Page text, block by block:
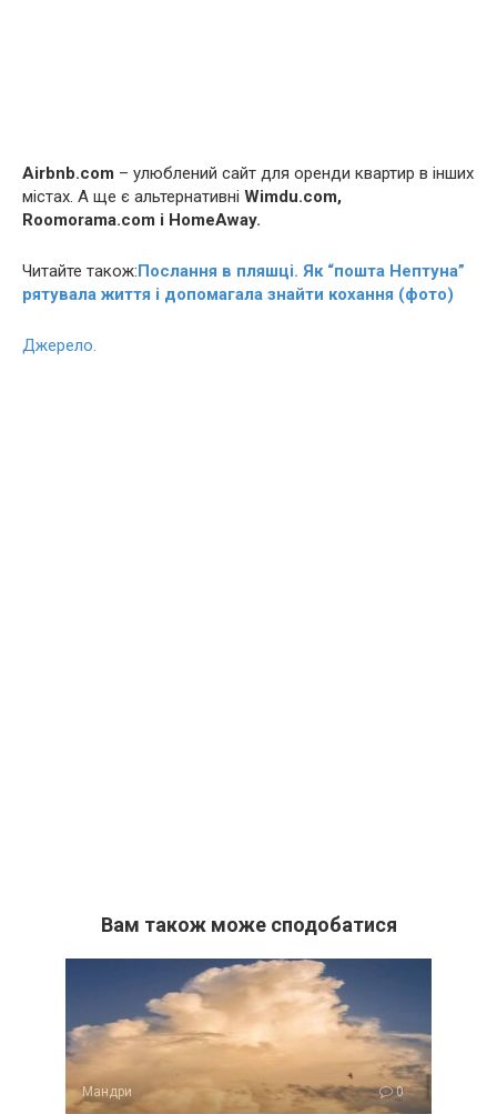
Airbnb.com – улюблений сайт для оренди квартир в інших
містах. А ще є альтернативні Wimdu.com,
Roomorama.com і HomeAway.
Читайте також:Послання в пляшці. Як “пошта Нептуна”
рятувала життя і допомагала знайти кохання (фото)
Джерело.
Вам також може сподобатися
Мандри 0